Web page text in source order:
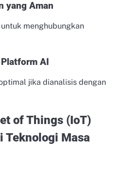
yang Aman
menghubungkan
AI
jika dianalisis dengan
of Things (IoT)
Teknologi Masa